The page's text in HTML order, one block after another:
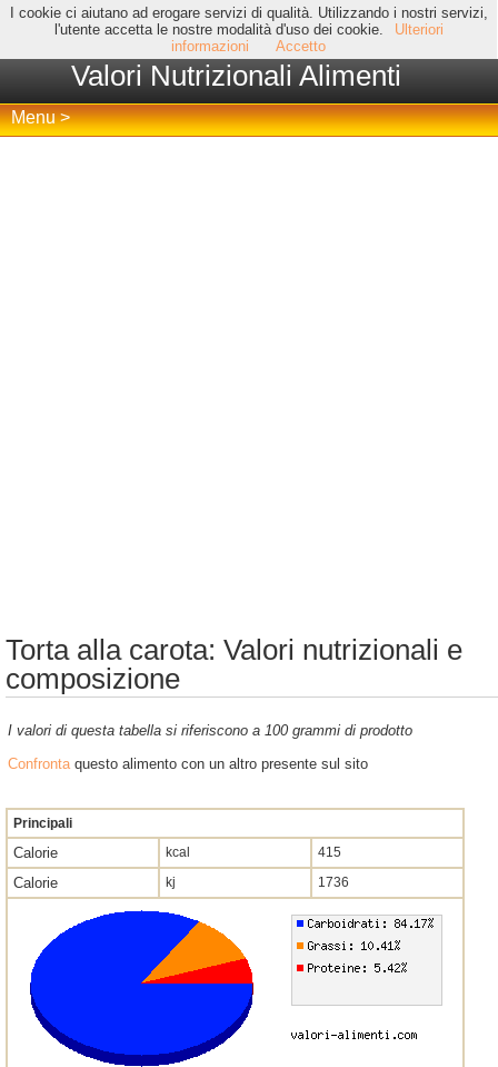
I cookie ci aiutano ad erogare servizi di qualità. Utilizzando i nostri servizi,
l'utente accetta le nostre modalità d'uso dei cookie.
Ulteriori
informazioni
Accetto
Valori Nutrizionali Alimenti
Menu >
Torta alla carota: Valori nutrizionali e
composizione
I valori di questa tabella si riferiscono a 100 grammi di prodotto
Confrontaquesto alimento con un altro presente sul sito
Principali
Calorie kcal 415
Calorie kj 1736